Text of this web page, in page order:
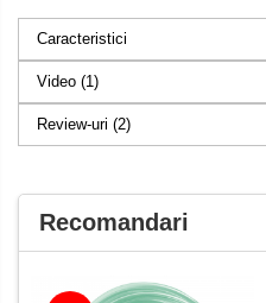
Caracteristici
Video (1)
Review-uri (2)
Recomandari